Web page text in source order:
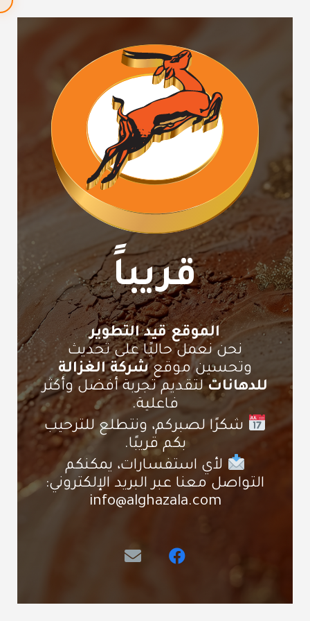
قريباً
الموقع قيد التطوير
نحن نعمل حاليًا على تحديث
وتحسين موقعشركة الغزالة
للدهاناتلتقديم تجربة أفضل وأكثر
فاعلية.
شكرًا لصبركم، ونتطلع للترحيب
بكم قريبًا.
لأي استفسارات، يمكنكم
التواصل معنا عبر البريد الإلكتروني:
info@alghazala.com